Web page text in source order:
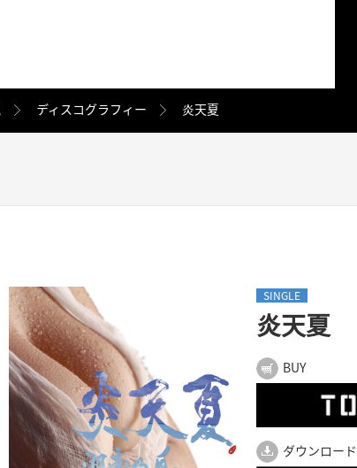
ディスコグラフィー 炎天夏
SINGLE
炎天夏
BUY
ダウンロード